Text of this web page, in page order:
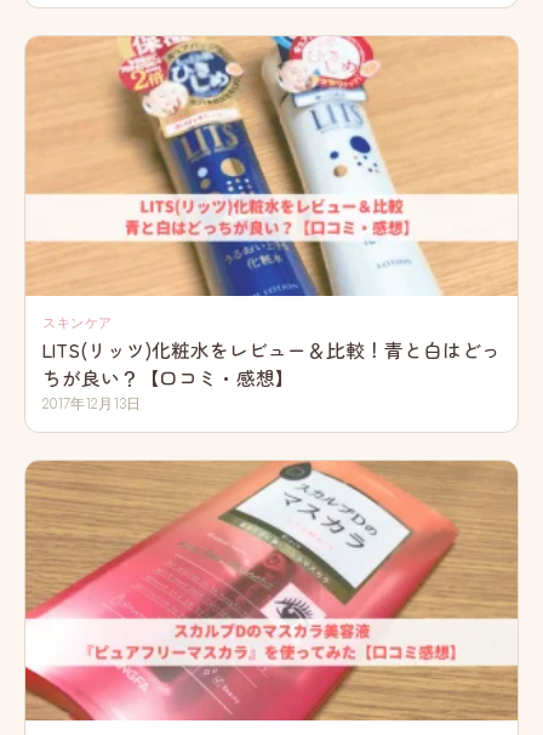
スキンケア
LITS(リッツ)化粧水をレビュー＆比較！青と白はどっ
ちが良い？【口コミ・感想】
2017年12月13日